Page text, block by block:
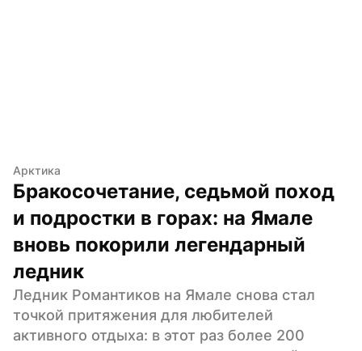
Арктика
Бракосочетание, седьмой поход
и подростки в горах: на Ямале
вновь покорили легендарный
ледник
Ледник Романтиков на Ямале снова стал
точкой притяжения для любителей
активного отдыха: в этот раз более 200